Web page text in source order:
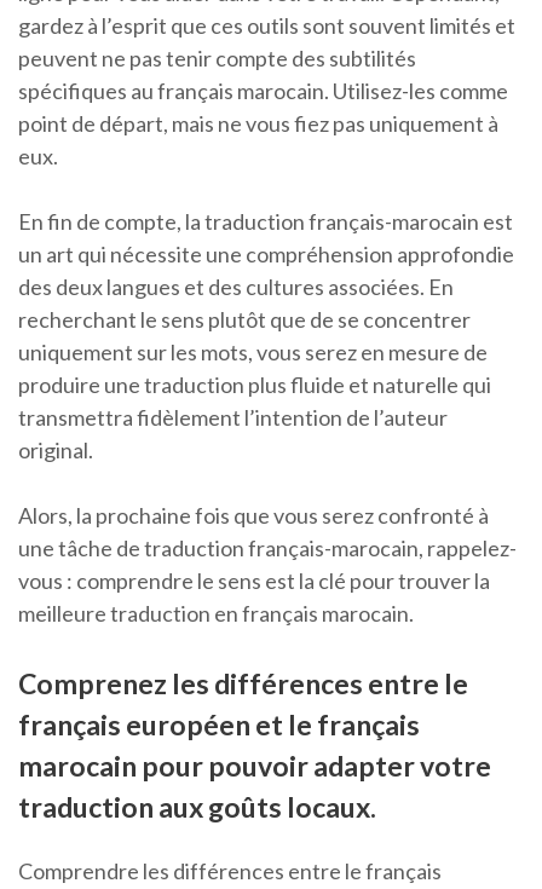
gardez à l’esprit que ces outils sont souvent limités et
peuvent ne pas tenir compte des subtilités
spécifiques au français marocain. Utilisez-les comme
point de départ, mais ne vous fiez pas uniquement à
eux.
En fin de compte, la traduction français-marocain est
un art qui nécessite une compréhension approfondie
des deux langues et des cultures associées. En
recherchant le sens plutôt que de se concentrer
uniquement sur les mots, vous serez en mesure de
produire une traduction plus fluide et naturelle qui
transmettra fidèlement l’intention de l’auteur
original.
Alors, la prochaine fois que vous serez confronté à
une tâche de traduction français-marocain, rappelez-
vous : comprendre le sens est la clé pour trouver la
meilleure traduction en français marocain.
Comprenez les différences entre le
français européen et le français
marocain pour pouvoir adapter votre
traduction aux goûts locaux.
Comprendre les différences entre le français